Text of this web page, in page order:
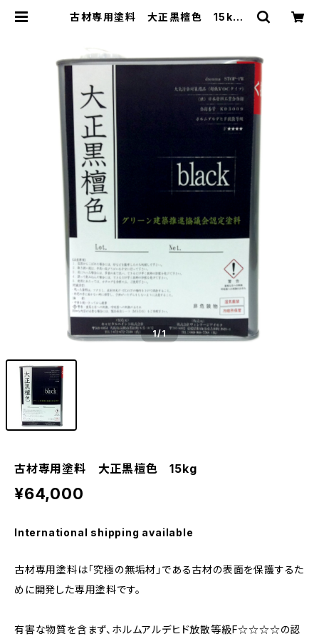
古材専用塗料 大正黒檀色 15kg |
1/1
古材専用塗料 大正黒檀色 15kg
¥64,000
International shipping available
古材専用塗料は「究極の無垢材」である古材の表面を保護するた
めに開発した専用塗料です。
有害な物質を含まず、ホルムアルデヒド放散等級F☆☆☆☆の認